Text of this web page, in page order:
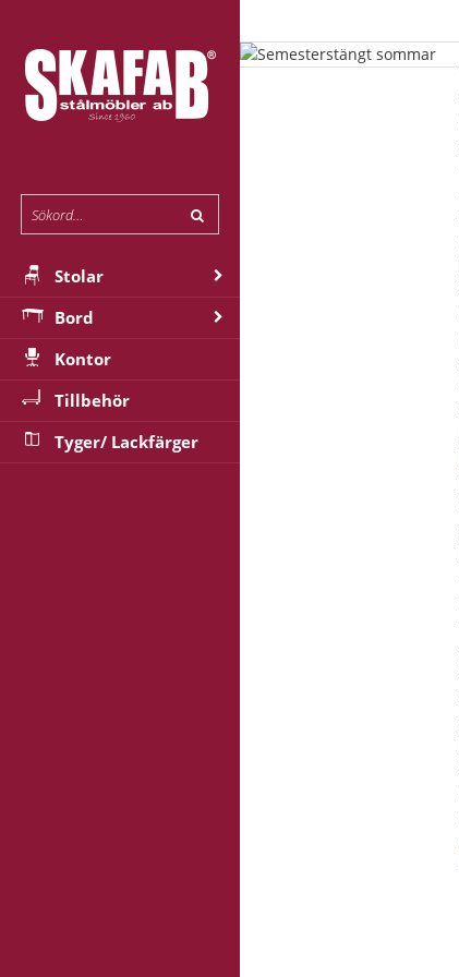
Stolar
Bord
Kontor
Tillbehör
Tyger/ Lackfärger